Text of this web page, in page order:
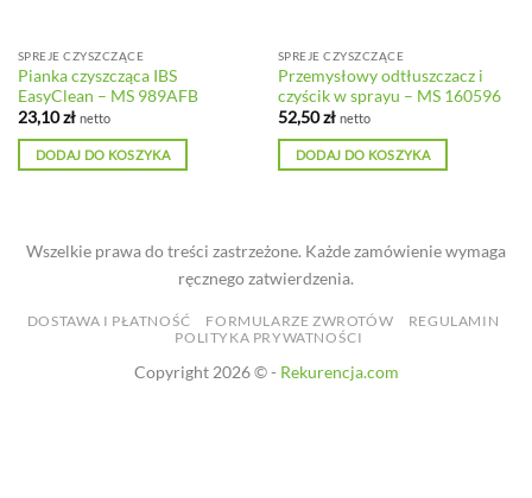
SPREJE CZYSZCZĄCE
Pianka czyszcząca IBS
EasyClean – MS 989AFB
23,10zł netto
DODAJ DO KOSZYKA
SPREJE CZYSZCZĄCE
Przemysłowy odtłuszczacz i
czyścik w sprayu – MS 160596
52,50zł netto
DODAJ DO KOSZYKA
Wszelkie prawa do treści zastrzeżone. Każde zamówienie wymaga
ręcznego zatwierdzenia.
DOSTAWA I PŁATNOŚĆ FORMULARZE ZWROTÓW
REGULAMIN
POLITYKA PRYWATNOŚCI
Copyright 2026 © - Rekurencja.com